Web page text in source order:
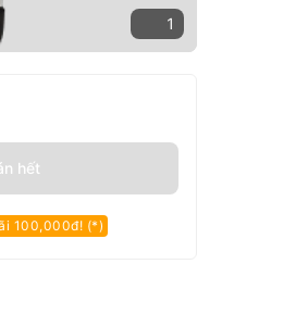
1
hết
100,000đ! (*)